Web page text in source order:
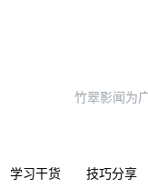
竹翠影闻为
学习干货 技巧分享